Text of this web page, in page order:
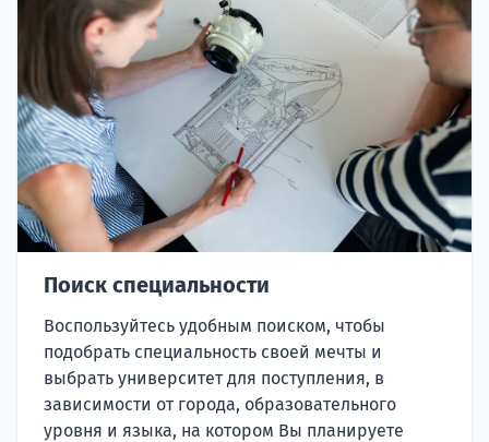
Поиск специальности
Воспользуйтесь удобным поиском, чтобы
подобрать специальность своей мечты и
выбрать университет для поступления, в
зависимости от города, образовательного
уровня и языка, на котором Вы планируете